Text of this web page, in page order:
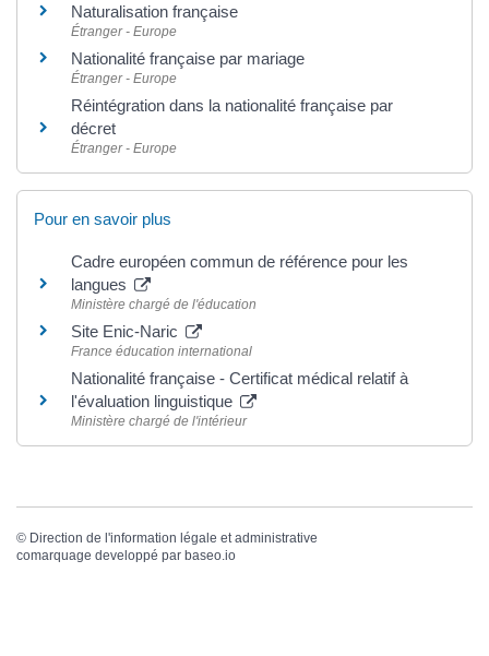
Naturalisation française
Étranger - Europe
Nationalité française par mariage
Étranger - Europe
Réintégration dans la nationalité française par
décret
Étranger - Europe
Pour en savoir plus
Cadre européen commun de référence pour les
langues
Ministère chargé de l'éducation
Site Enic-Naric
France éducation international
Nationalité française - Certificat médical relatif à
l'évaluation linguistique
Ministère chargé de l'intérieur
© Direction de l'information légale et administrative
comarquage developpé par baseo.io